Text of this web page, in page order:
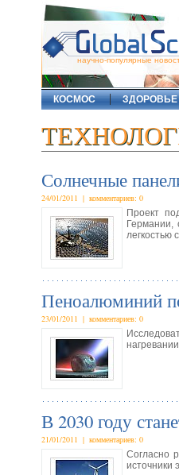
научно-популярные
КОСМОС
ЗДОРОВЬЕ
Солнечные
24/01/2011 | комментариев: 0
Проект
Германии,
легкостью
Пеноалюминий
23/01/2011 | комментариев: 0
В 2030 году
21/01/2011 | комментариев: 0
Согласно
источники